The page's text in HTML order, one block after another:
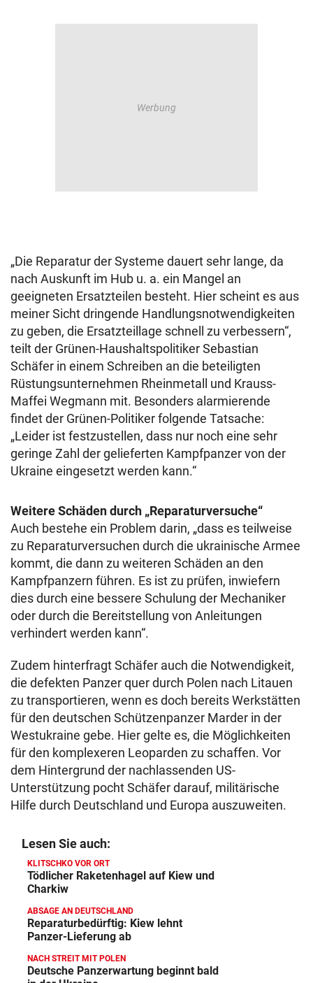
„Die Reparatur der Systeme dauert sehr lange, da
nach Auskunft im Hub u. a. ein Mangel an
geeigneten Ersatzteilen besteht. Hier scheint es aus
meiner Sicht dringende Handlungsnotwendigkeiten
zu geben, die Ersatzteillage schnell zu verbessern“,
teilt der Grünen-Haushaltspolitiker Sebastian
Schäfer in einem Schreiben an die beteiligten
Rüstungsunternehmen Rheinmetall und Krauss-
Maffei Wegmann mit. Besonders alarmierende
findet der Grünen-Politiker folgende Tatsache:
„Leider ist festzustellen, dass nur noch eine sehr
geringe Zahl der gelieferten Kampfpanzer von der
Ukraine eingesetzt werden kann.“
Weitere Schäden durch „Reparaturversuche“
Auch bestehe ein Problem darin, „dass es teilweise
zu Reparaturversuchen durch die ukrainische Armee
kommt, die dann zu weiteren Schäden an den
Kampfpanzern führen. Es ist zu prüfen, inwiefern
dies durch eine bessere Schulung der Mechaniker
oder durch die Bereitstellung von Anleitungen
verhindert werden kann“.
Zudem hinterfragt Schäfer auch die Notwendigkeit,
die defekten Panzer quer durch Polen nach Litauen
zu transportieren, wenn es doch bereits Werkstätten
für den deutschen Schützenpanzer Marder in der
Westukraine gebe. Hier gelte es, die Möglichkeiten
für den komplexeren Leoparden zu schaffen. Vor
dem Hintergrund der nachlassenden US-
Unterstützung pocht Schäfer darauf, militärische
Hilfe durch Deutschland und Europa auszuweiten.
Lesen Sie auch:
KLITSCHKO VOR ORT
Tödlicher Raketenhagel auf Kiew und
Charkiw
ABSAGE AN DEUTSCHLAND
Reparaturbedürftig: Kiew lehnt
Panzer-Lieferung ab
NACH STREIT MIT POLEN
Deutsche Panzerwartung beginnt bald